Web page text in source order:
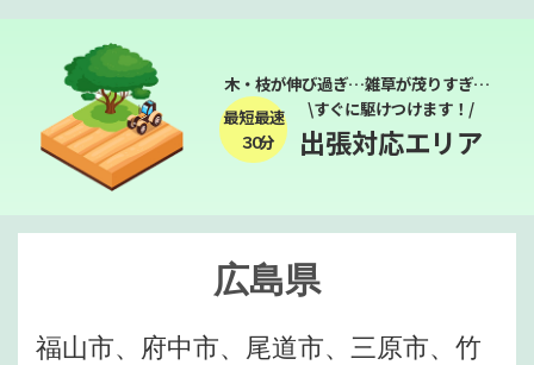
木・枝が伸び過ぎ…雑草が茂りすぎ…
最短最速
３０分
\すぐに駆けつけます！/
出張対応エリア
広島県
福山市、府中市、尾道市、三原市、竹